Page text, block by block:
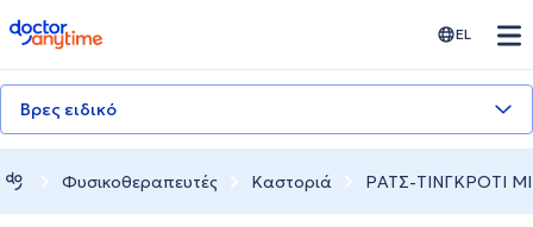
doctoranytime EL
Βρες ειδικό
Φυσικοθεραπευτές Καστοριά ΡΑΤΣ-ΤΙΝΓΚΡΟΤΙ